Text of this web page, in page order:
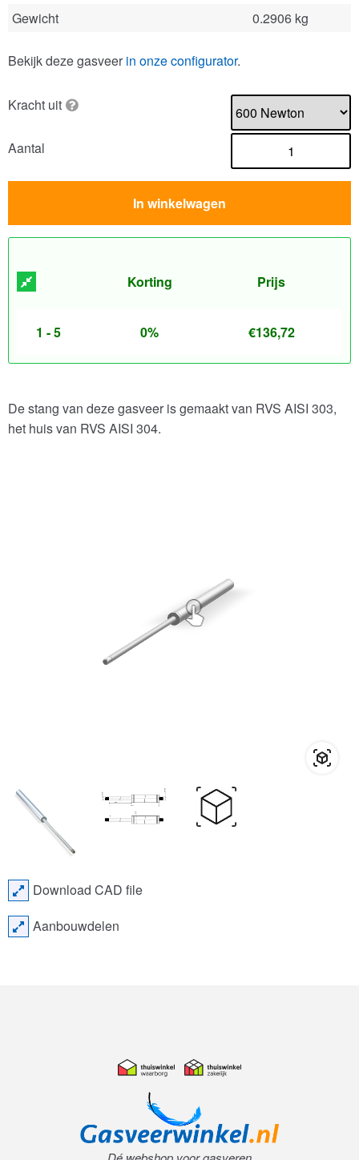
Gewicht
0.2906 kg
Bekijk deze gasveer in onze configurator.
Kracht uit
Aantal
In winkelwagen
Korting Prijs
1 - 5 0% €136,72
De stang van deze gasveer is gemaakt van RVS AISI 303,
het huis van RVS AISI 304.
Download CAD file
Aanbouwdelen